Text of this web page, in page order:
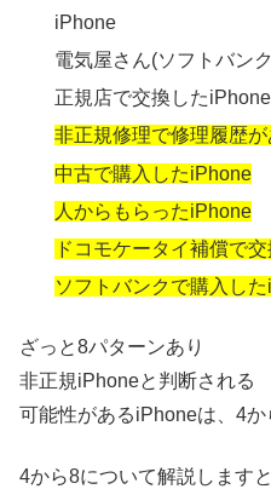
iPhone
電気屋さん(ソフトバン
正規店で交換したiPhone
非正規修理で修理履歴
中古で購入したiPhone
人からもらったiPhone
ドコモケータイ補償で
ソフトバンクで購入し
ざっと8パターンあり
非正規iPhoneと判断される
可能性があるiPhoneは、4か
4から8について解説しますと